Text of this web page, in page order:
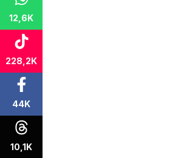
12,6K
228,2K
44K
10,1K